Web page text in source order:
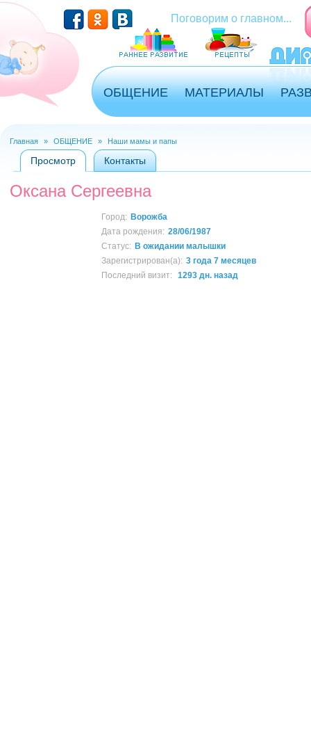
Перейти к основному содержанию
Поговорим о главном...
ОБЩЕНИЕ МАТЕРИАЛЫ
Вы здесь
Главная » ОБЩЕНИЕ » Наши мамы и папы
Главные вкладки
Просмотр (активная вкладка)
Контакты
Оксана Сергеевна
Город: Ворожба
Дата рождения: 28/06/1987
Статус: В ожидании малышки
Зарегистрирован(а): 3 года 7 месяцев
Последний визит:
1293 дн. назад